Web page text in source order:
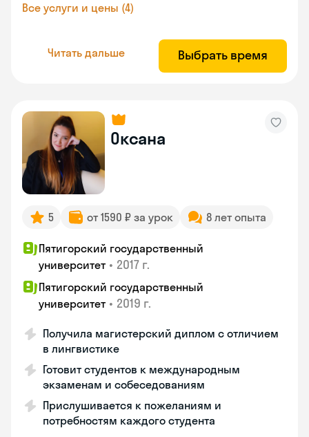
Все услуги и цены (4)
Читать дальше Выбрать время
Оксана
5 от 1590 ₽ за урок 8 лет опыта
Пятигорский государственный
университет • 2017 г.
Пятигорский государственный
университет • 2019 г.
Получила магистерский диплом с отличием
в лингвистике
Готовит студентов к международным
экзаменам и собеседованиям
Прислушивается к пожеланиям и
потребностям каждого студента